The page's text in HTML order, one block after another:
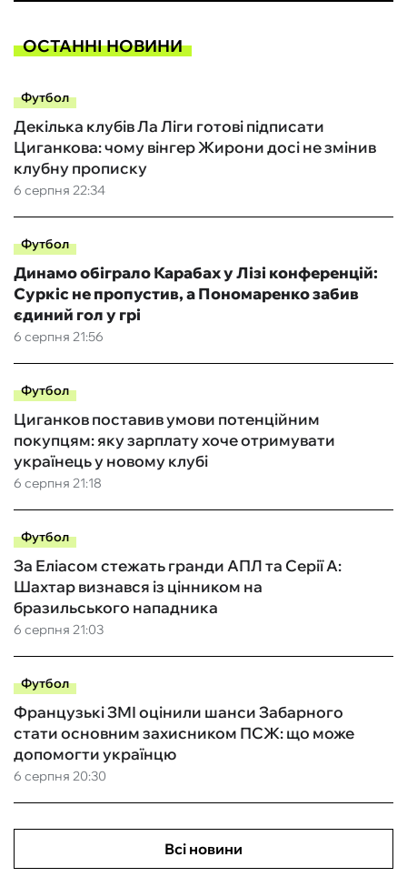
ОСТАННІ НОВИНИ
Футбол
6 серпня 22:34
Декілька клубів Ла Ліги готові підписати
Циганкова: чому вінгер Жирони досі не змінив
клубну прописку
Футбол
6 серпня 21:56
Динамо обіграло Карабах у Лізі конференцій:
Суркіс не пропустив, а Пономаренко забив
єдиний гол у грі
Футбол
6 серпня 21:18
Циганков поставив умови потенційним
покупцям: яку зарплату хоче отримувати
українець у новому клубі
Футбол
6 серпня 21:03
За Еліасом стежать гранди АПЛ та Серії А:
Шахтар визнався із цінником на
бразильського нападника
Футбол
6 серпня 20:30
Французькі ЗМІ оцінили шанси Забарного
стати основним захисником ПСЖ: що може
допомогти українцю
Всі новини